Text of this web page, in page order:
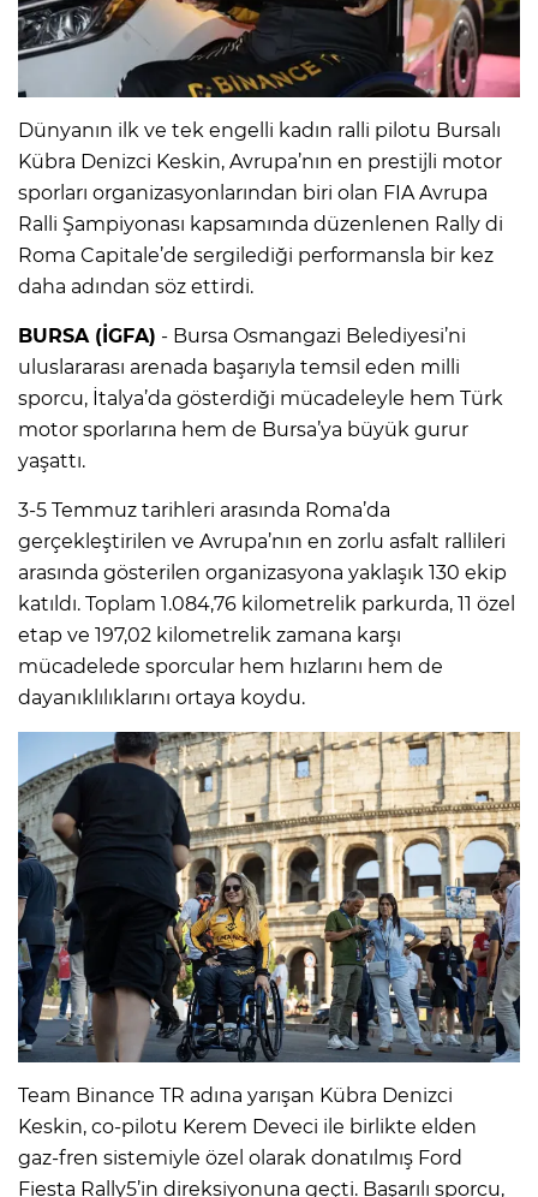
Dünyanın ilk ve tek engelli kadın ralli pilotu Bursalı
Kübra Denizci Keskin, Avrupa’nın en prestijli motor
sporları organizasyonlarından biri olan FIA Avrupa
Ralli Şampiyonası kapsamında düzenlenen Rally di
Roma Capitale’de sergilediği performansla bir kez
daha adından söz ettirdi.
BURSA (İGFA) - Bursa Osmangazi Belediyesi’ni
uluslararası arenada başarıyla temsil eden milli
sporcu, İtalya’da gösterdiği mücadeleyle hem Türk
motor sporlarına hem de Bursa’ya büyük gurur
yaşattı.
3-5 Temmuz tarihleri arasında Roma’da
gerçekleştirilen ve Avrupa’nın en zorlu asfalt rallileri
arasında gösterilen organizasyona yaklaşık 130 ekip
katıldı. Toplam 1.084,76 kilometrelik parkurda, 11 özel
etap ve 197,02 kilometrelik zamana karşı
mücadelede sporcular hem hızlarını hem de
dayanıklılıklarını ortaya koydu.
Team Binance TR adına yarışan Kübra Denizci
Keskin, co-pilotu Kerem Deveci ile birlikte elden
gaz-fren sistemiyle özel olarak donatılmış Ford
Fiesta Rally5’in direksiyonuna geçti. Başarılı sporcu,